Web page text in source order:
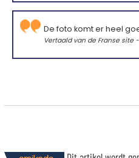
De foto komt er heel
Vertaald van de Franse site -